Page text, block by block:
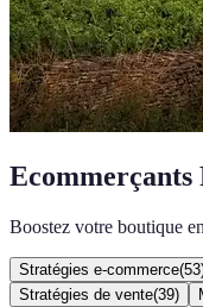
Ecommerçants
Boostez votre boutique
Stratégies e-commerce(53
Stratégies de vente(39)